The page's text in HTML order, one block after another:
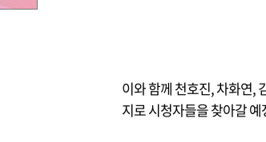
이와 함께 천호진, 차화연,
지로 시청자들을 찾아갈